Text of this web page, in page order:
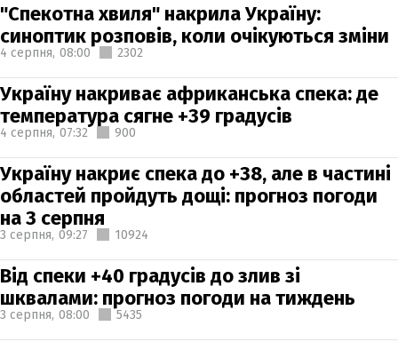
"Спекотна хвиля" накрила Україну:
синоптик розповів, коли очікуються зміни
4 серпня, 08:00 2302
Україну накриває африканська спека: де
температура сягне +39 градусів
4 серпня, 07:32 900
Україну накриє спека до +38, але в частині
областей пройдуть дощі: прогноз погоди
на 3 серпня
3 серпня, 09:27 10924
Від спеки +40 градусів до злив зі
шквалами: прогноз погоди на тиждень
3 серпня, 08:00 5435